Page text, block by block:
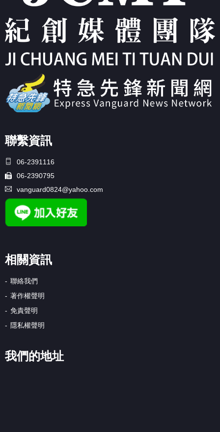
聯繫資訊
06-2391116
06-2390795
vanguard0824@yahoo.com
相關資訊
聯絡我們
著作權聲明
免責聲明
隱私權聲明
我們的地址